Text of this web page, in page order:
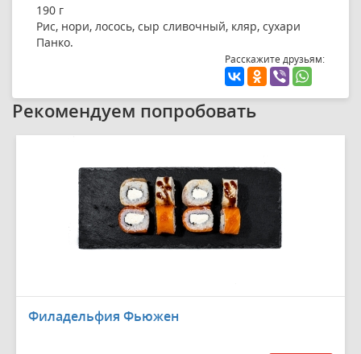
190 г
Рис, нори, лосось, сыр сливочный, кляр, сухари
Панко.
Расскажите друзьям:
Рекомендуем попробовать
Филадельфия Фьюжен